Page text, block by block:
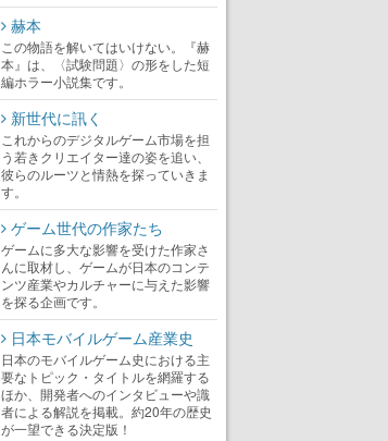
赫本
この物語を解いてはいけない。『赫
本』は、〈試験問題〉の形をした短
編ホラー小説集です。
新世代に訊く
これからのデジタルゲーム市場を担
う若きクリエイター達の姿を追い、
彼らのルーツと情熱を探っていきま
す。
ゲーム世代の作家たち
ゲームに多大な影響を受けた作家さ
んに取材し、ゲームが日本のコンテ
ンツ産業やカルチャーに与えた影響
を探る企画です。
日本モバイルゲーム産業史
日本のモバイルゲーム史における主
要なトピック・タイトルを網羅する
ほか、開発者へのインタビューや識
者による解説を掲載。約20年の歴史
が一望できる決定版！